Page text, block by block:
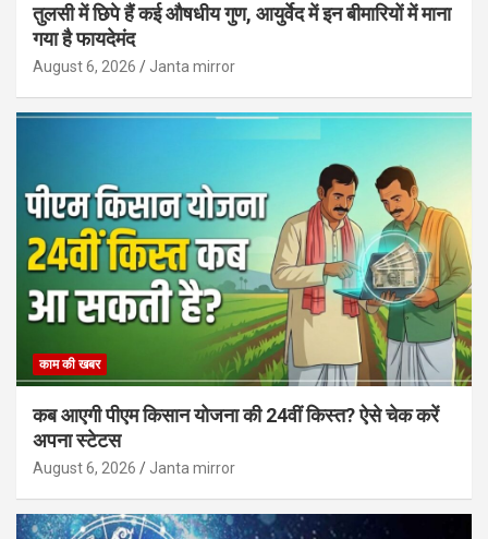
तुलसी में छिपे हैं कई औषधीय गुण, आयुर्वेद में इन बीमारियों में माना
गया है फायदेमंद
August 6, 2026 Janta mirror
काम की खबर
कब आएगी पीएम किसान योजना की 24वीं किस्त? ऐसे चेक करें
अपना स्टेटस
August 6, 2026 Janta mirror